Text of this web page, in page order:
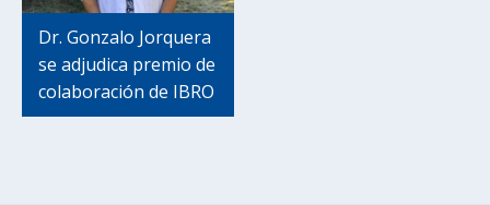
Dr. Gonzalo Jorquera
se adjudica premio de
colaboración de IBRO